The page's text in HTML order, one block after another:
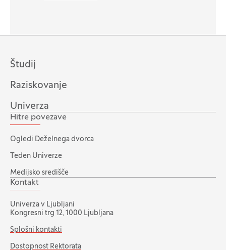
Študij
Raziskovanje
Univerza
Hitre povezave
Ogledi Deželnega dvorca
Teden Univerze
Medijsko središče
Kontakt
Univerza v Ljubljani
Kongresni trg 12, 1000 Ljubljana
Splošni kontakti
Dostopnost Rektorata